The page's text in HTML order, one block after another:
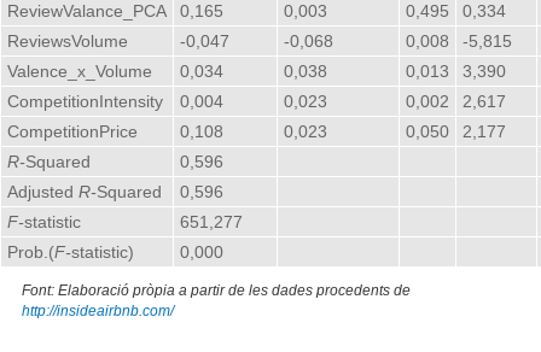
ReviewValance_PCA
0,165 0,003 0,495
0,334
ReviewsVolume
-0,047 -0,068 0,008
-5,815
Valence_x_Volume
0,034 0,038 0,013
3,390
CompetitionIntensity
0,004 0,023 0,002
2,617
CompetitionPrice
0,108 0,023 0,050
2,177
R-Squared
0,596
Adjusted R-Squared
0,596
F-statistic
651,277
Prob.(F-statistic) 0,000
Font: Elaboració pròpia a partir de les dades procedents de
http://insideairbnb.com/